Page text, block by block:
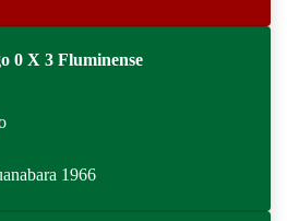
0 X 3 Fluminense
1966